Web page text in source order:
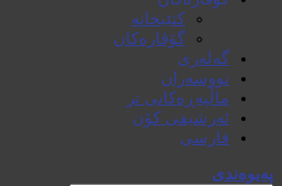
کتێبخانە
گۆڤارەکان
گەلەری
نووسەران
ماڵپەڕەکانی تر
ئەرشیفی کۆن
فارسی
پەیوەندی